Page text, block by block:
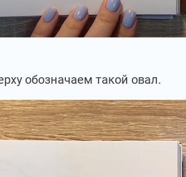
обозначаем такой овал.